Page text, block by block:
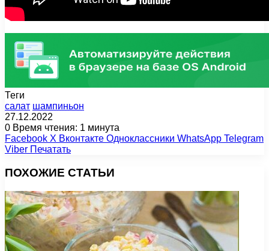
Теги
салат шампиньон
27.12.2022
0 Время чтения: 1 минута
Facebook X Вконтакте Одноклассники WhatsApp Telegram
Viber Печатать
ПОХОЖИЕ СТАТЬИ